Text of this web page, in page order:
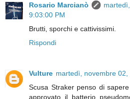
Rosario Marcianò
9:03:00 PM
Brutti, sporchi e cattivissimi.
Rispondi
Vulture martedì, novembre
Scusa Straker penso di
approvato il batterio